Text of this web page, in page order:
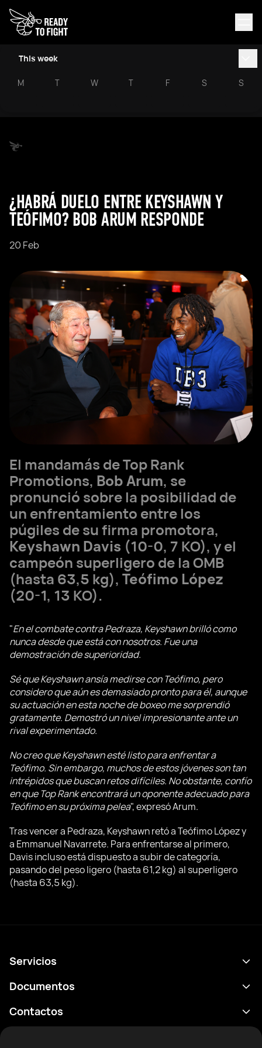
This week
M T W T F S S
¿HABRÁ DUELO ENTRE KEYSHAWN Y
TEÓFIMO? BOB ARUM RESPONDE
20 Feb
El mandamás de Top Rank
Promotions, Bob Arum, se
pronunció sobre la posibilidad de
un enfrentamiento entre los
púgiles de su firma promotora,
Keyshawn Davis (10-0, 7 KO), y el
campeón superligero de la OMB
(hasta 63,5 kg), Teófimo López
(20-1, 13 KO).
"En el combate contra Pedraza, Keyshawn brilló como
nunca desde que está con nosotros. Fue una
demostración de superioridad.
Sé que Keyshawn ansía medirse con Teófimo, pero
considero que aún es demasiado pronto para él, aunque
su actuación en esta noche de boxeo me sorprendió
gratamente. Demostró un nivel impresionante ante un
rival experimentado.
No creo que Keyshawn esté listo para enfrentar a
Teófimo. Sin embargo, muchos de estos jóvenes son tan
intrépidos que buscan retos difíciles. No obstante, confío
en que Top Rank encontrará un oponente adecuado para
Teófimo en su próxima pelea", expresó Arum.
Tras vencer a Pedraza, Keyshawn retó a Teófimo López y
a Emmanuel Navarrete. Para enfrentarse al primero,
Davis incluso está dispuesto a subir de categoría,
pasando del peso ligero (hasta 61,2 kg) al superligero
(hasta 63,5 kg).
Servicios
Calendario
Documentos
Política de privacidad
Condiciones de uso
Contactos